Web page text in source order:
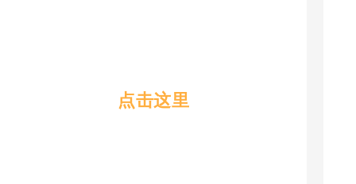
点击这里